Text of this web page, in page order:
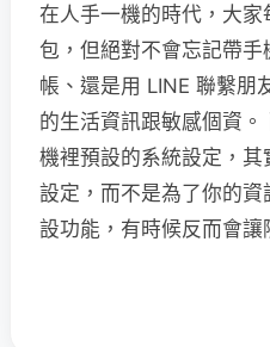
在人手一機的時代，大
包，但絕對不會忘記帶
帳、還是用 LINE 聯繫朋
的生活資訊跟敏感個資
機裡預設的系統設定，
設定，而不是為了你的
設功能，有時候反而會讓